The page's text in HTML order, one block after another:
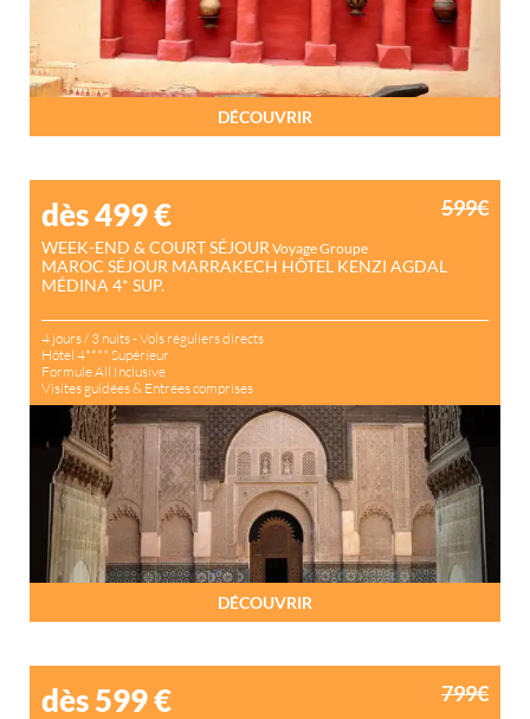
DÉCOUVRIR
dès 499€
WEEK-END & COURT SÉJOUR Voyage Groupe
MAROC SÉJOUR MARRAKECH HÔTEL KENZI AGDAL
MÉDINA 4* SUP.
4 jours / 3 nuits - Vols réguliers directs
Hôtel 4**** Supérieur
Formule All Inclusive
Visites guidées & Entrées comprises
DÉCOUVRIR
599€
dès 599€ 799€